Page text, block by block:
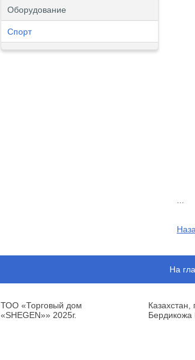
Оборудование
Спорт
На
ТОО «Торговый дом
«SHEGEN»» 2025г.
Бердикожа